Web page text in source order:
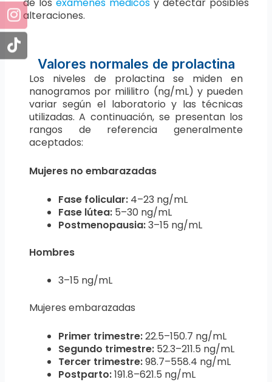
alteraciones.
Valores normales de prolactina
Los niveles de prolactina se miden en
nanogramos por mililitro (ng/mL) y pueden
variar según el laboratorio y las técnicas
utilizadas. A continuación, se presentan los
rangos de referencia generalmente
aceptados:
Mujeres no embarazadas
Fase folicular:4–23 ng/mL
Fase lútea:5–30 ng/mL
Postmenopausia:3–15 ng/mL
Hombres
3–15 ng/mL
Mujeres embarazadas
Primer trimestre:22.5–150.7 ng/mL
Segundo trimestre:52.3–211.5 ng/mL
Tercer trimestre:98.7–558.4 ng/mL
Postparto:191.8–621.5 ng/mL